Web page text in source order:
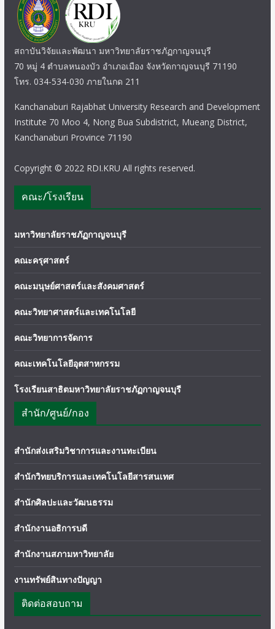
สถาบันวิจัยและพัฒนา มหาวิทยาลัยราชภัฏกาญจนบุรี
70 หมู่ 4 ตำบลหนองบัว อำเภอเมือง จังหวัดกาญจนบุรี 71190
โทร. 034-534-030 ภายในกด 211
Kanchanaburi Rajabhat University Research and Development
Institute 70 Moo 4, Nong Bua Subdistrict, Mueang District,
Kanchanaburi Province 71190
Copyright © 2022 RDI.KRU All rights reserved.
คณะ/โรงเรียน
มหาวิทยาลัยราชภัฏกาญจนบุรี
คณะครุศาสตร์
คณะมนุษย์ศาสตร์และสังคมศาสตร์
คณะวิทยาศาสตร์และเทคโนโลยี
คณะวิทยาการจัดการ
คณะเทคโนโลยีอุตสาหกรรม
โรงเรียนสาธิตมหาวิทยาลัยราชภัฏกาญจนบุรี
สำนัก/ศูนย์/กอง
สำนักส่งเสริมวิชาการและงานทะเบียน
สำนักวิทยบริการและเทคโนโลยีสารสนเทศ
สำนักศิลปะและวัฒนธรรม
สำนักงานอธิการบดี
สำนักงานสภามหาวิทยาลัย
งานทรัพย์สินทางปัญญา
ติดต่อสอบถาม